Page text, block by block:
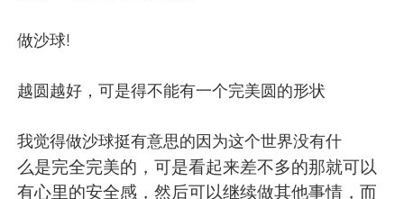
English 简体中文
繁體中文 العربية
Français Deutsch
做沙球!
越圆越好，可是得不能有一个完美圆的形状
我觉得做沙球挺有意思的因为这个世界没有什
么是完全完美的，可是看起来差不多的那就可以
有心里的安全感，然后可以继续做其他事情，而